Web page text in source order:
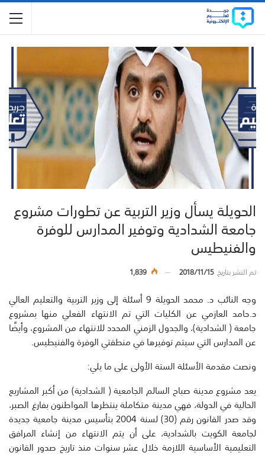
الحويلة يسأل وزير التربية عن تطورات مشروع
جامعة الشدادية وتوفير المدارس للوفرة
والفنيطيس
تم النشر بتاريخ2018/11/15
1,839
وجه النائب د. محمد الحويلة 9 أسئلة إلى وزير التربية والتعليم العالي
د.حامد العازمي عن الكليات التي تم الانتهاء الفعلي منها بمشروع
جامعة ( الشدادية)، والجدول الزمني المحدد للانتهاء من المشروع، وأيضًا
عن المدارس التي سيتم توفيرها في منطقتي الوفرة والفنيطيس.
ونصت مقدمة الأسئلة الستة الأولى على ما يلي:
يعد مشروع مدينة صباح السالم الجامعية ( الشدادية) من أكبر المشاريع
الحالية في الدولة، فهي مدينة متكاملة ينتظرها المواطنون بفارغ الصبر،
وقد صدر القانون رقم (30) لسنة 2004 بتأسيس مدينة جامعية جديدة
لجامعة الكويت بالشدادية، على أن يتم الانتهاء من إنشاء المرافق
التعليمية الأساسية اللازمة خلال عشر سنوات منذ تاريخ صدور القانون